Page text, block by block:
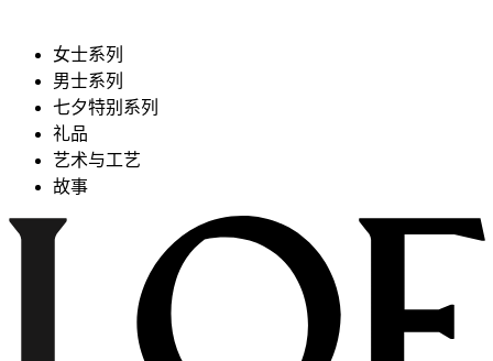
女士系列
男士系列
七夕特别系列
礼品
艺术与工艺
故事